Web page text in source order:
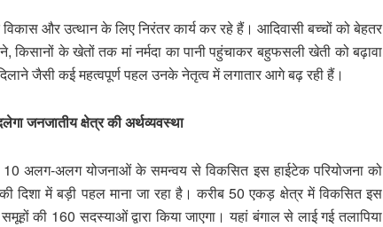
और उत्थान के लिए निरंतर कार्य कर रहे हैं। आदिवासी बच्चों को बेहतर
किसानों के खेतों तक मां नर्मदा का पानी पहुंचाकर बहुफसली खेती को बढ़ावा
जैसी कई महत्वपूर्ण पहल उनके नेतृत्व में लगातार आगे बढ़ रही हैं।
जनजातीय क्षेत्र की अर्थव्यवस्था
10 अलग-अलग योजनाओं के समन्वय से विकसित इस हाईटेक परियोजना को
दिशा में बड़ी पहल माना जा रहा है। करीब 50 एकड़ क्षेत्र में विकसित इस
की 160 सदस्याओं द्वारा किया जाएगा। यहां बंगाल से लाई गई तलापिया